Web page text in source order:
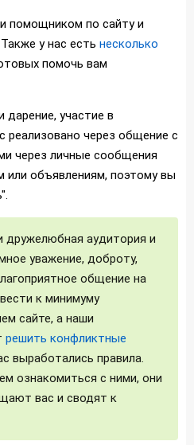
помощником по сайту и
у нас есть несколько
помочь вам
дарение, участие в
реализовано через общение с
через личные сообщения
или объявлениям, поэтому вы
дружелюбная аудитория и
уважение, доброту,
общение на
к минимуму
сайте, а наши
решить конфликтные
выработались правила.
ознакомиться с ними, они
вас и сводят к